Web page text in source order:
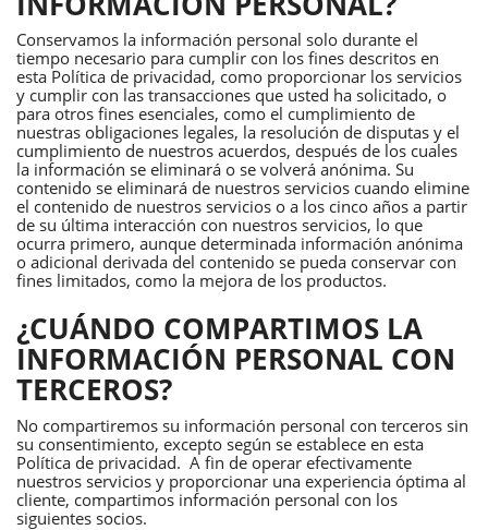
Conservamos la información personal solo durante el
tiempo necesario para cumplir con los fines descritos en
esta Política de privacidad, como proporcionar los servicios
y cumplir con las transacciones que usted ha solicitado, o
para otros fines esenciales, como el cumplimiento de
nuestras obligaciones legales, la resolución de disputas y el
cumplimiento de nuestros acuerdos, después de los cuales
la información se eliminará o se volverá anónima. Su
contenido se eliminará de nuestros servicios cuando elimine
el contenido de nuestros servicios o a los cinco años a partir
de su última interacción con nuestros servicios, lo que
ocurra primero, aunque determinada información anónima
o adicional derivada del contenido se pueda conservar con
fines limitados, como la mejora de los productos.
¿CUÁNDO COMPARTIMOS LA
INFORMACIÓN PERSONAL CON
TERCEROS?
No compartiremos su información personal con terceros sin
su consentimiento, excepto según se establece en esta
Política de privacidad. A fin de operar efectivamente
nuestros servicios y proporcionar una experiencia óptima al
cliente, compartimos información personal con los
siguientes socios.